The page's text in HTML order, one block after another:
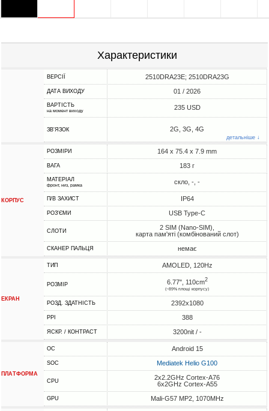
Характеристики
ВЕРСІЇ 2510DRA23E; 2510DRA23G
ДАТА ВИХОДУ 01 / 2026
ВАРТІСТЬ
на момент виходу 235 USD
ЗВ'ЯЗОК 2G, 3G, 4G
детальніше ↓
КОРПУС
РОЗМІРИ 164 x 75.4 x 7.9 mm
ВАГА 183 г
МАТЕРІАЛ
фронт, низ, рамка скло, -, -
П/В ЗАХИСТ IP64
РОЗ'ЄМИ USB Type-C
СЛОТИ
2 SIM (Nano-SIM),
карта пам'яті (комбінований слот)
СКАНЕР ПАЛЬЦЯ немає
ЕКРАН
ТИП AMOLED, 120Hz
РОЗМІР 6.77", 110cm2
(~89% площі корпусу)
РОЗД. ЗДАТНІСТЬ 2392x1080
PPI 388
ЯСКР. / КОНТРАСТ 3200nit / -
ПЛАТФОРМА
ОС Android 15
SOC Mediatek Helio G100
CPU
2x2.2GHz Cortex-A76
6x2GHz Cortex-A55
GPU Mali-G57 MP2, 1070MHz